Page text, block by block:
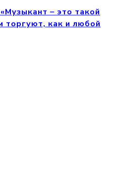
– это такой
торгуют, как и любой